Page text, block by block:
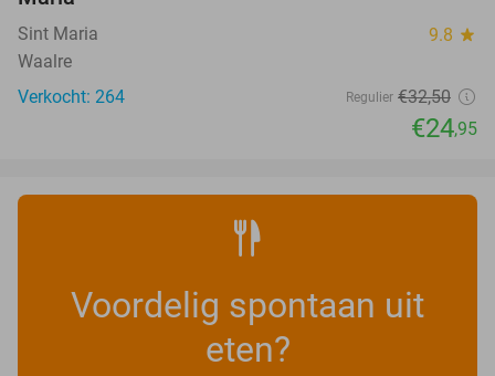
Sint Maria 9.8 star
Waalre
Verkocht: 264
Regulier €32,50
€24,95
Voordelig spontaan uit
eten?